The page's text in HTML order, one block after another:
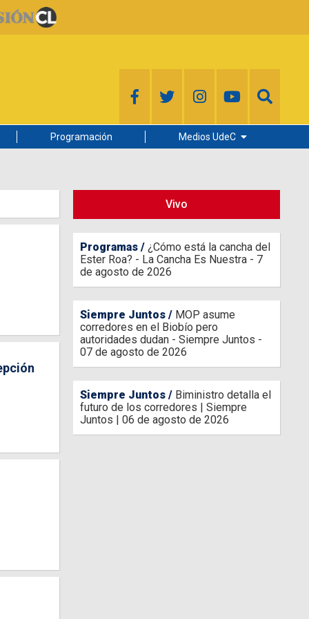
Programación Medios UdeC
Radio UdeC
Vivo
Programas
¿Cómo está la cancha del
Ester Roa? - La Cancha Es Nuestra - 7
de agosto de 2026
Siempre Juntos
MOP asume
corredores en el Biobío pero
autoridades dudan - Siempre Juntos -
07 de agosto de 2026
Siempre Juntos
Biministro detalla el
futuro de los corredores | Siempre
Juntos | 06 de agosto de 2026